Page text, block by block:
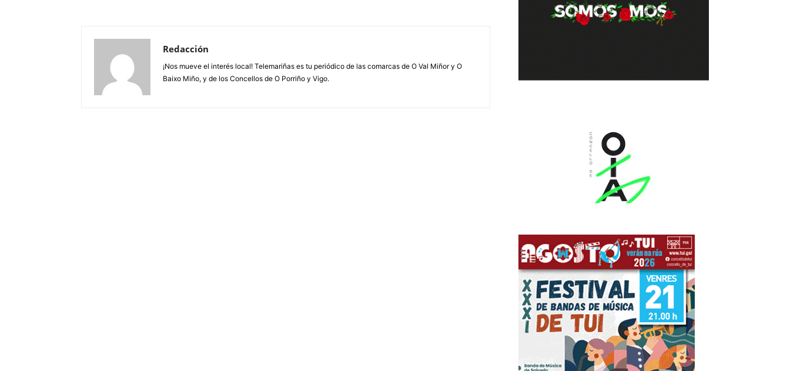
Redacción
¡Nos mueve el interés local! Telemariñas es tu periódico de las comarcas de O Val Miñor y O
Baixo Miño, y de los Concellos de O Porriño y Vigo.